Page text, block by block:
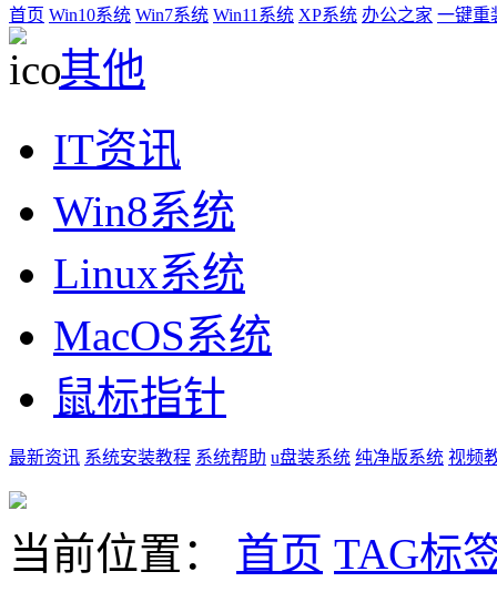
首页 Win10系统 Win7系统 Win11系统 XP系统 办公之家 一键重
其他
IT资讯
Win8系统
Linux系统
MacOS系统
鼠标指针
最新资讯 系统安装教程 系统帮助 u盘装系统 纯净版系统 视频
当前位置： 首页 TAG标